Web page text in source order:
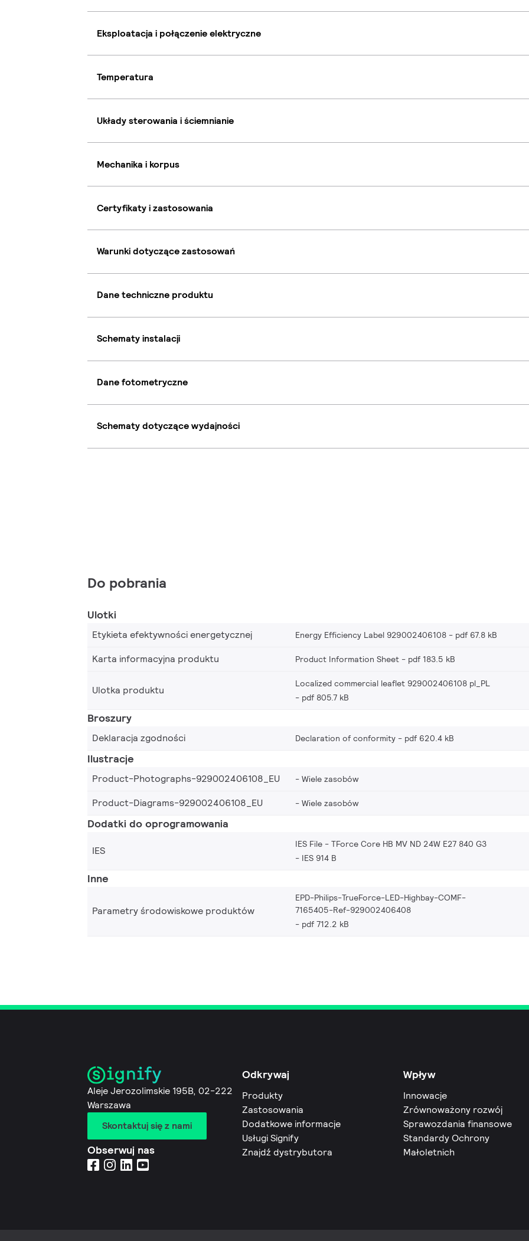
Eksploatacja i połączenie elektryczne
Temperatura
Układy sterowania i ściemnianie
Mechanika i korpus
Certyfikaty i zastosowania
Warunki dotyczące zastosowań
Dane techniczne produktu
Schematy instalacji
Dane fotometryczne
Schematy dotyczące wydajności
Do pobrania
Ulotki
Etykieta efektywności energetycznej Energy Efficiency Label 929002406108 pdf 67.8 kB
Karta informacyjna produktu
Product Information Sheet pdf 183.5 kB
Ulotka produktu
Localized commercial leaflet 929002406108 pl_PL
pdf 805.7 kB
Broszury
Deklaracja zgodności Declaration of conformity pdf 620.4 kB
Ilustracje
Product-Photographs-929002406108_EU Wiele zasobów
Product-Diagrams-929002406108_EU
Wiele zasobów
Dodatki do oprogramowania
IES
IES File - TForce Core HB MV ND 24W E27 840 G3
IES 914 B
Inne
Parametry środowiskowe produktów
EPD-Philips-TrueForce-LED-Highbay-COMF-
7165405-Ref-929002406408
pdf 712.2 kB
Aleje Jerozolimskie 195B, 02-222
Warszawa
Skontaktuj się z nami
Obserwuj nas
Odkrywaj
Produkty
Zastosowania
Dodatkowe informacje
Usługi Signify
Znajdź dystrybutora
Wpływ
Innowacje
Zrównoważony rozwój
Sprawozdania finansowe
Standardy Ochrony
Małoletnich